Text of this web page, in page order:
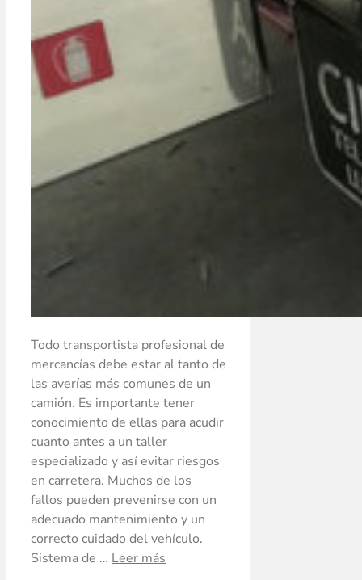
Todo transportista profesional de
mercancías debe estar al tanto de
las averías más comunes de un
camión. Es importante tener
conocimiento de ellas para acudir
cuanto antes a un taller
especializado y así evitar riesgos
en carretera. Muchos de los
fallos pueden prevenirse con un
adecuado mantenimiento y un
correcto cuidado del vehículo.
Sistema de … Leer más